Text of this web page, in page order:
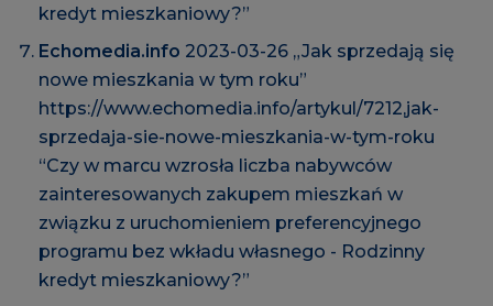
kredyt mieszkaniowy?”
Echomedia.info 2023-03-26 „Jak sprzedają się
nowe mieszkania w tym roku”
https://www.echomedia.info/artykul/7212,jak-
sprzedaja-sie-nowe-mieszkania-w-tym-roku
“Czy w marcu wzrosła liczba nabywców
zainteresowanych zakupem mieszkań w
związku z uruchomieniem preferencyjnego
programu bez wkładu własnego - Rodzinny
kredyt mieszkaniowy?”